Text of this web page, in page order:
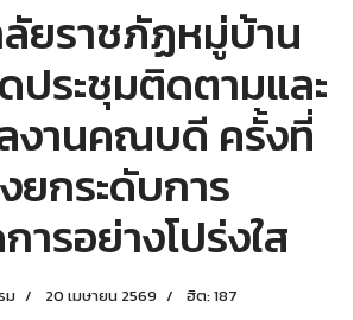
ยราชภัฏหมู่บ้าน
ประชุมติดตามและ
งานคณบดี ครั้งที่
ยกระดับการ
ารอย่างโปร่งใส
ม 20 เมษายน 2569 ฮิต: 187